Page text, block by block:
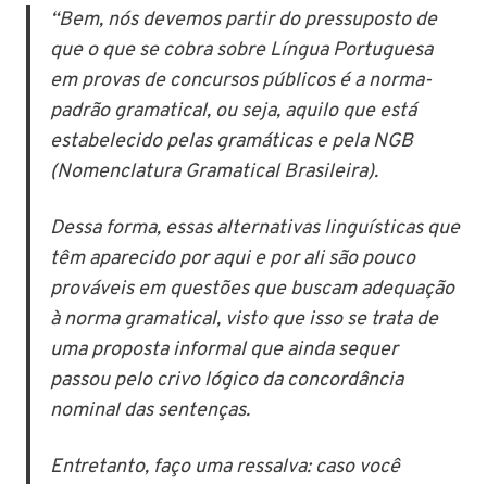
“Bem, nós devemos partir do pressuposto de
que o que se cobra sobre Língua Portuguesa
em provas de concursos públicos é a norma-
padrão gramatical, ou seja, aquilo que está
estabelecido pelas gramáticas e pela NGB
(Nomenclatura Gramatical Brasileira).
Dessa forma, essas alternativas linguísticas que
têm aparecido por aqui e por ali são pouco
prováveis em questões que buscam adequação
à norma gramatical, visto que isso se trata de
uma proposta informal que ainda sequer
passou pelo crivo lógico da concordância
nominal das sentenças.
Entretanto, faço uma ressalva: caso você